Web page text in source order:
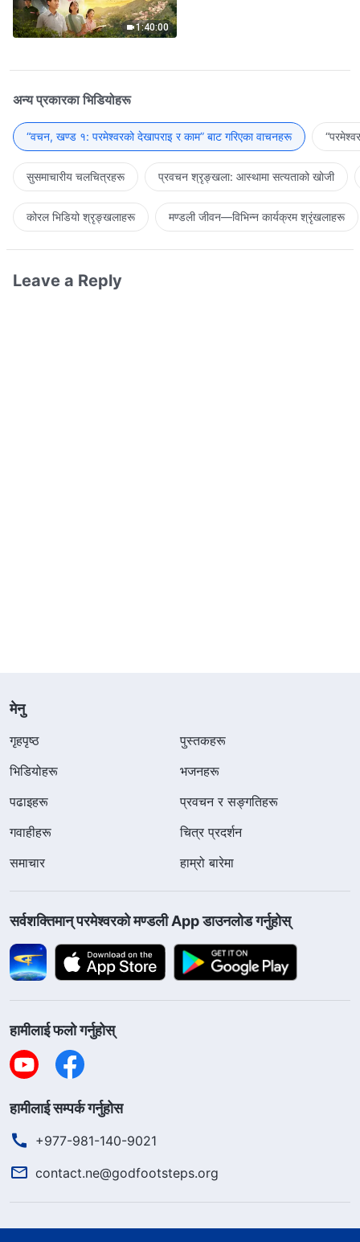
1:40:00
अन्य प्रकारका भिडियोहरू
“वचन, खण्ड १: परमेश्‍वरको देखापराइ र काम” बाट गरिएका वाचनहरू
सुसमाचारीय चलचित्रहरू प्रवचन श्रृङ्खला: आस्थामा सत्यताको खोजी
कोरल भिडियो श्रृङ्खलाहरू मण्डली जीवन—विभिन्‍न कार्यक्रम श्रृंखलाहरू
Leave a Reply
मेनु
गृहपृष्ठ
पुस्तकहरू
भिडियोहरू
भजनहरू
पढाइहरू
प्रवचन र सङ्गतिहरू
गवाहीहरू
चित्र प्रदर्शन
समाचार
हाम्रो बारेमा
सर्वशक्तिमान्‌ परमेश्‍वरको मण्डली App डाउनलोड गर्नुहोस्
हामीलाई फलो गर्नुहोस्
हामीलाई सम्पर्क गर्नुहोस
+977-981-140-9021
contact.ne@godfootsteps.org